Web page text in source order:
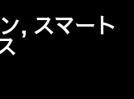
, スマート